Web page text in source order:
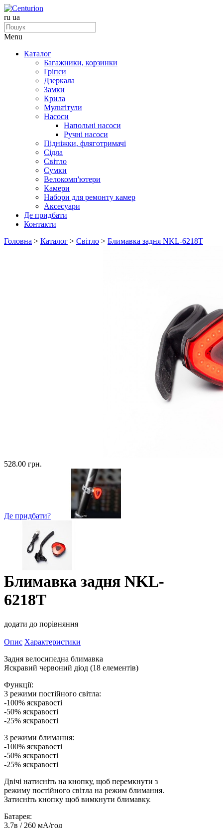
ru ua
Menu
Каталог
Багажники, корзинки
Гріпси
Дзеркала
Замки
Крила
Мультітули
Насоси
Напольні насоси
Ручні насоси
Підніжки, фляготримачі
Сідла
Світло
Сумки
Велокомп'ютери
Камери
Набори для ремонту камер
Аксесуари
Де придбати
Контакти
Головна > Каталог > Світло > Блимавка задня NKL-6218T
528.00 грн.
Де придбати?
Блимавка задня NKL-
6218T
додати до порівняння
Опис Характеристики
Задня велосипедна блимавка
Яскравий червоний діод (18 елементів)
Функції:
3 режими постійного світла:
-100% яскравості
-50% яскравості
-25% яскравості
3 режими блимання:
-100% яскравості
-50% яскравості
-25% яскравості
Двічі натисніть на кнопку, щоб перемкнути з
режиму постійного світла на режим блимання.
Затисніть кнопку щоб вимкнути блимавку.
Батарея:
3,7в / 260 мА/год